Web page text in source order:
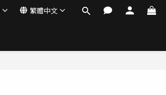
繁體中文